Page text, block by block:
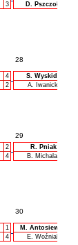
3
D. Pszczoła
28
4
2
S. Wyskida
A. Iwanicki
29
2
4
R. Pniak
B. Michalak
30
1
4
M. Antosiewicz
E. Woźniak